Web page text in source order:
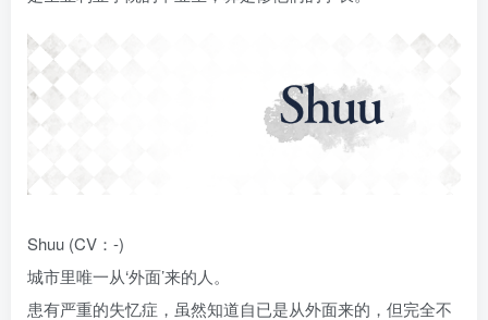
Shuu (CV：-)
城市里唯一从‘外面’来的人。
患有严重的失忆症，虽然知道自已是从外面来的，但完全不